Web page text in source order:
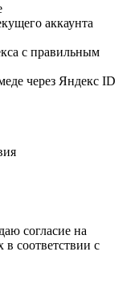
аккаунта
с правильным
через Яндекс ID
согласие на
соответствии с